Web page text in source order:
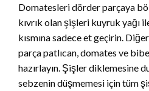
Domatesleri dörder parçaya
kıvrık olan şişleri kuyruk yağı
kısmına sadece et geçirin.
parça patlıcan, domates ve
hazırlayın. Şişler diklemesine
sebzenin düşmemesi için tüm